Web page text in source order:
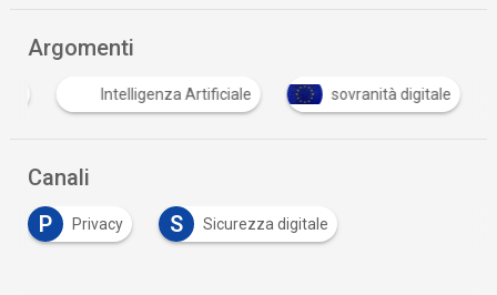
Argomenti
Intelligenza Artificiale sovranità digitale
Canali
P
Privacy S Sicurezza digitale